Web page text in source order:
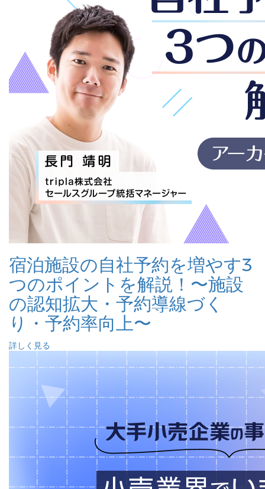
宿泊施設の自社予約を増やす3
つのポイントを解説！〜施設
の認知拡大・予約導線づく
り・予約率向上〜
詳しく見る